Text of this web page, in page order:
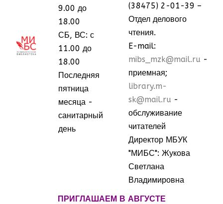
9.00 до
18.00
СБ, ВС: с
11.00 до
18.00
Последняя
пятница
месяца -
санитарный
день
(38475) 2-01-39 –
Отдел делового
чтения.
E-mail:
mibs_mzk@mail.ru -
приемная;
library.m-
sk@mail.ru -
обслуживание
читателей
Директор МБУК
"МИБС": Жукова
Светлана
Владимировна
ПРИГЛАШАЕМ В АВГУСТЕ